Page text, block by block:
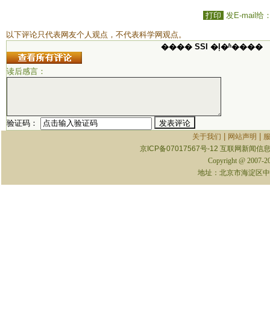
打印 发E-mail给
以下评论只代表网友个人观点，不代表科学网观点。
���� SSI �ļ�ʱ����
读后感言：
验证码：
关于我们 | 网站声明 |
京ICP备07017567号-12 互联网新闻信
Copyright @ 2007-
地址：北京市海淀区